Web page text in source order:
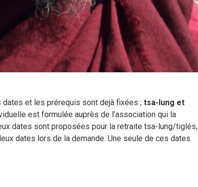
dates et les prérequis sont dejà fixées ; tsa-lung et
est formulée auprès de l’association qui la
dates sont proposées pour la retraite tsa-lung/tiglés,
dates lors de la demande. Une seule de ces dates